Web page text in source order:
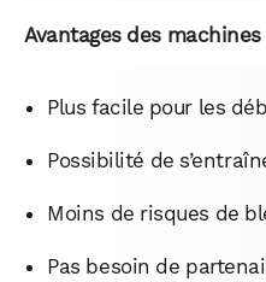
Avantages des machines
Plus facile pour les
Possibilité de
Moins de risques de
Pas besoin de
Facebook